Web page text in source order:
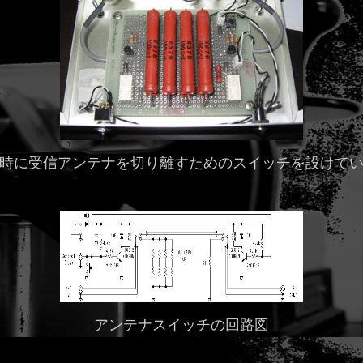
に受信アンテナを切り離すためのスイッチを設けて
アンテナスイッチの回路図